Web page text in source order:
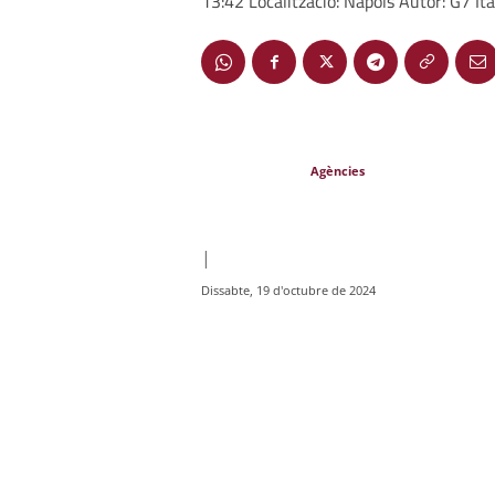
Agències
|
Dissabte, 19 d'octubre de 2024